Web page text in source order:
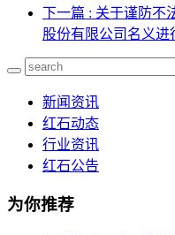
下一篇 : 关于谨防不
股份有限公司名义进
新闻资讯
红石动态
行业资讯
红石公告
为你推荐